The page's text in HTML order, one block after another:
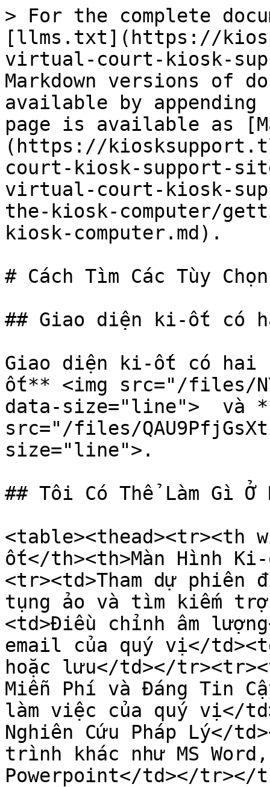
> For the complete
[llms.txt](https://
virtual-court-kiosk-
Markdown versions of
available by
page is available as
(https://
court-kiosk-support-
virtual-court-kiosk-
the-kiosk-computer/
kiosk-computer.md).
# Cách Tìm Các Tùy
## Giao diện ki-ốt có
Giao diện ki-ốt có hai
ốt** <img src="/files/
data-size="line">  và
src="/files/
size="line">.
## Tôi Có Thể Làm Gì Ở
<table><thead><tr><th
ốt</th><th>Màn Hình
<tr><td>Tham dự
tụng ảo và tìm kiếm
<td>Điều chỉnh âm
email của quý vị</
hoặc lưu</td></
Miễn Phí và Đáng Tin
làm việc của quý vị</
Nghiên Cứu Pháp Lý</
trình khác như MS
Powerpoint</td></tr></